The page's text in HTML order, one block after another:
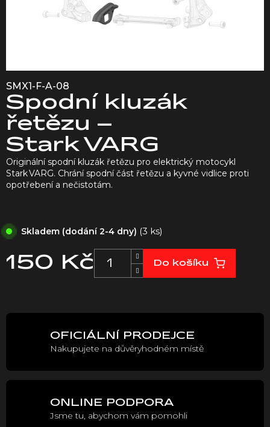
SMX1-F-A-08
Spodní kluzák
řetězu –
Stark VARG
150 Kč
cena:
Skladem (dodání 2-4 dny) (3 ks)
Do košíku
Originální spodní kluzák řetězu pro elektrický motocykl
Stark VARG. Chrání spodní část řetězu a kyvné vidlice proti
opotřebení a nečistotám.
OFICIÁLNÍ PRODEJCE
Nakupujete na důvěryhodném místě
ONLINE PODPORA
Jsme tu, abychom vám pomohli